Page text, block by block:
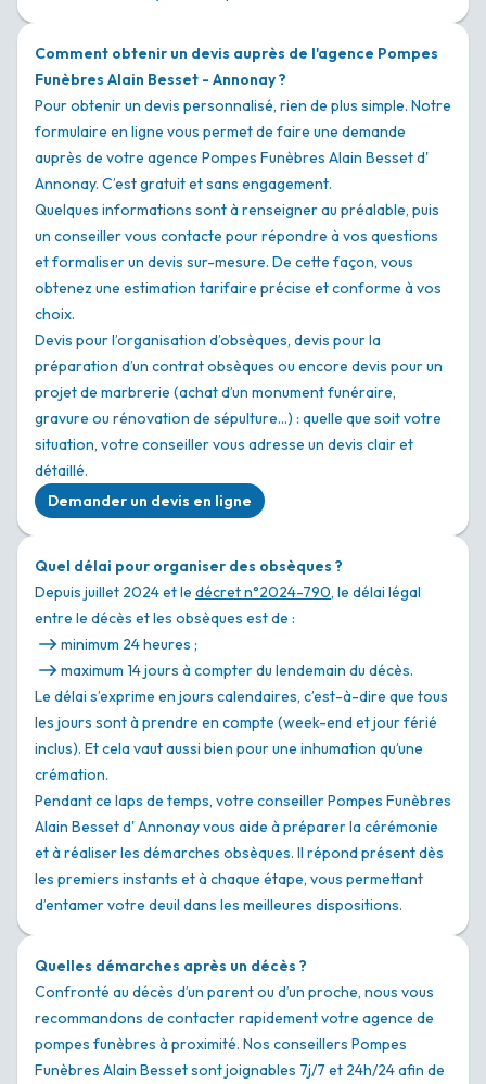
Comment obtenir un devis auprès de l'agence Pompes
Funèbres Alain Besset - Annonay ?
Pour obtenir un devis personnalisé, rien de plus simple. Notre
formulaire en ligne vous permet de faire une demande
auprès de votre agence Pompes Funèbres Alain Besset d'
Annonay. C’est gratuit et sans engagement.
Quelques informations sont à renseigner au préalable, puis
un conseiller vous contacte pour répondre à vos questions
et formaliser un devis sur-mesure. De cette façon, vous
obtenez une estimation tarifaire précise et conforme à vos
choix.
Devis pour l’organisation d’obsèques, devis pour la
préparation d’un contrat obsèques ou encore devis pour un
projet de marbrerie (achat d’un monument funéraire,
gravure ou rénovation de sépulture…) : quelle que soit votre
situation, votre conseiller vous adresse un devis clair et
détaillé.
Demander un devis en ligne
Quel délai pour organiser des obsèques ?
Depuis juillet 2024 et le décret n°2024-790, le délai légal
entre le décès et les obsèques est de :
minimum 24 heures ;
maximum 14 jours à compter du lendemain du décès.
Le délai s’exprime en jours calendaires, c’est-à-dire que tous
les jours sont à prendre en compte (week-end et jour férié
inclus). Et cela vaut aussi bien pour une inhumation qu’une
crémation.
Pendant ce laps de temps, votre conseiller Pompes Funèbres
Alain Besset d' Annonay vous aide à préparer la cérémonie
et à réaliser les démarches obsèques. Il répond présent dès
les premiers instants et à chaque étape, vous permettant
d’entamer votre deuil dans les meilleures dispositions.
Quelles démarches après un décès ?
Confronté au décès d’un parent ou d’un proche, nous vous
recommandons de contacter rapidement votre agence de
pompes funèbres à proximité. Nos conseillers Pompes
Funèbres Alain Besset sont joignables 7j/7 et 24h/24 afin de